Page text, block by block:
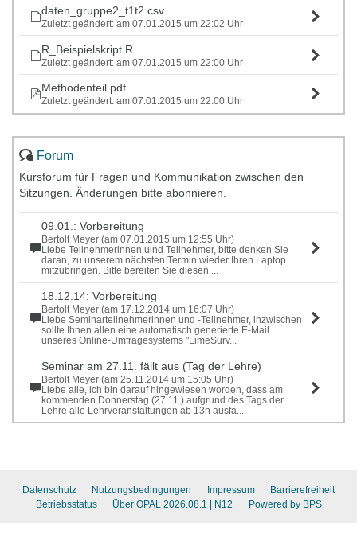
daten_gruppe2_t1t2.csv
Zuletzt geändert: am 07.01.2015 um 22:02 Uhr
R_Beispielskript.R
Zuletzt geändert: am 07.01.2015 um 22:00 Uhr
Methodenteil.pdf
Zuletzt geändert: am 07.01.2015 um 22:00 Uhr
Forum
Kursforum für Fragen und Kommunikation zwischen den
Sitzungen. Änderungen bitte abonnieren.
09.01.: Vorbereitung
Bertolt Meyer (am 07.01.2015 um 12:55 Uhr)
Liebe Teilnehmerinnen uind Teilnehmer, bitte denken Sie
daran, zu unserem nächsten Termin wieder Ihren Laptop
mitzubringen. Bitte bereiten Sie diesen ...
18.12.14: Vorbereitung
Bertolt Meyer (am 17.12.2014 um 16:07 Uhr)
Liebe Seminarteilnehmerinnen und -Teilnehmer, inzwischen
sollte Ihnen allen eine automatisch generierte E-Mail
unseres Online-Umfragesystems "LimeSurv...
Seminar am 27.11. fällt aus (Tag der Lehre)
Bertolt Meyer (am 25.11.2014 um 15:05 Uhr)
Liebe alle, ich bin darauf hingewiesen worden, dass am
kommenden Donnerstag (27.11.) aufgrund des Tags der
Lehre alle Lehrveranstaltungen ab 13h ausfa...
Datenschutz Nutzungsbedingungen Impressum
Barrierefreiheit
Betriebsstatus
Über OPAL 2026.08.1 | N12 Powered by BPS